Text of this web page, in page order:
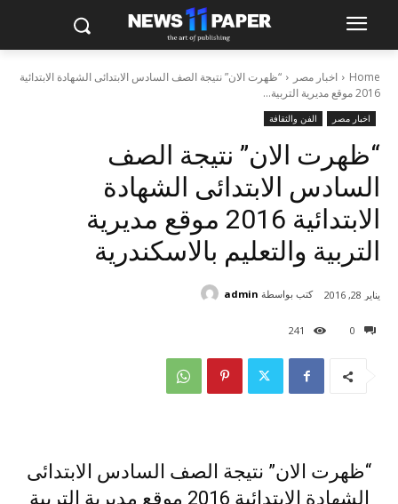
Home اخبار مصر
“ظهرت الان” نتيجة الصف السادس الابتدائى الشهادة الابتدائية
2016 موقع مديرية التربية...
اخبار مصر الفن والثقافة
“ظهرت الان” نتيجة الصف
السادس الابتدائى الشهادة
الابتدائية 2016 موقع مديرية
التربية والتعليم بالاسكندرية
0
241
يناير 28, 2016 كتب بواسطة admin
“ظهرت الان” نتيجة الصف السادس الابتدائى
الشهادة الابتدائية 2016 موقع مديرية التربية